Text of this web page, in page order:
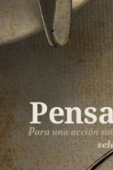
Saltar
al
contenido